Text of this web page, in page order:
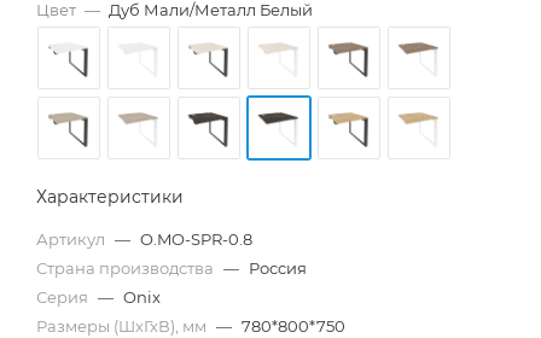
Цвет — Дуб Мали/Металл Белый
Характеристики
Артикул — O.MO-SPR-0.8
Страна производства — Россия
Серия — Onix
Размеры (ШхГхВ), мм — 780*800*750